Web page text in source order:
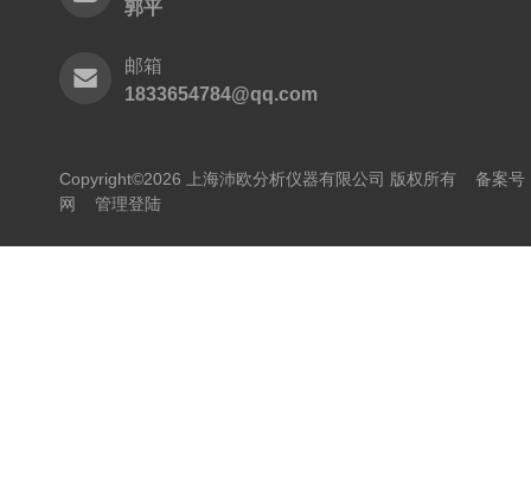
郭平
邮箱
1833654784@qq.com
Copyright©2026 上海沛欧分析仪器有限公司 版权所有 备案号
网
管理登陆